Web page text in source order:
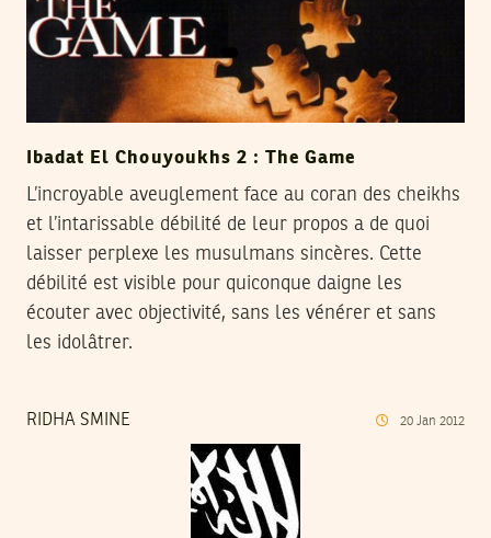
Ibadat El Chouyoukhs 2 : The Game
L’incroyable aveuglement face au coran des cheikhs
et l’intarissable débilité de leur propos a de quoi
laisser perplexe les musulmans sincères. Cette
débilité est visible pour quiconque daigne les
écouter avec objectivité, sans les vénérer et sans
les idolâtrer.
RIDHA SMINE 20 Jan 2012